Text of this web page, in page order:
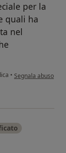
per la
quali ha
nel
• secondo
Segnala abuso